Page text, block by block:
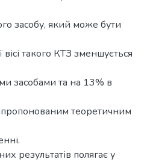
засобу, який може бути
вісі такого КТЗ зменшується
засобами та на 13% в
теоретичним
результатів полягає у